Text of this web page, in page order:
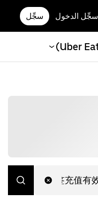
سجِّل الدخول سجِّل